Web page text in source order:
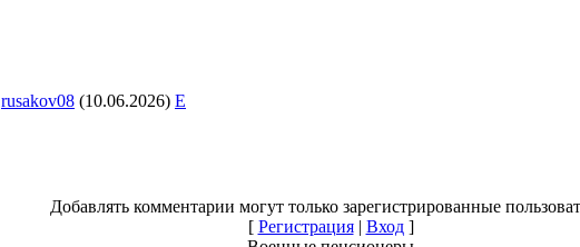
rusakov08 (10.06.2026) E
Добавлять комментарии могут только зарегистрированные
[ Регистрация| Вход]